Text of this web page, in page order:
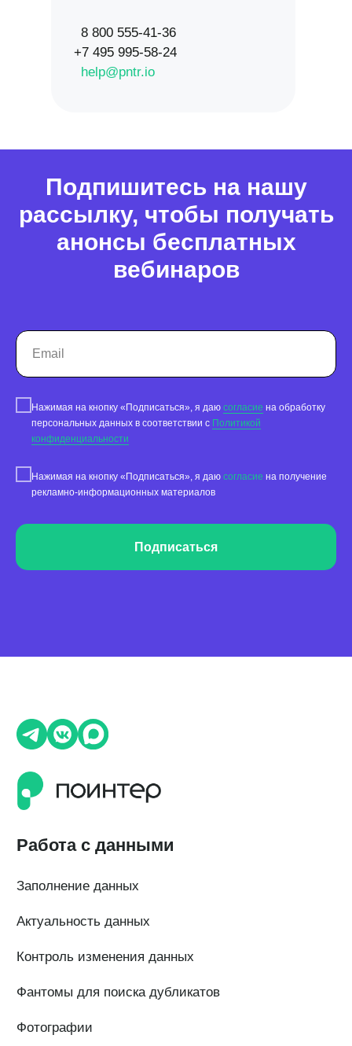
8 800 555-41-36
+7 495 995-58-24
help@pntr.io
Подпишитесь на нашу
рассылку, чтобы получать
анонсы бесплатных
вебинаров
Нажимая на кнопку «Подписаться», я даю согласие на обработку
персональных данных в соответствии с Политикой
конфиденциальности
Нажимая на кнопку «Подписаться», я даю согласие на получение
рекламно-информационных материалов
Подписаться